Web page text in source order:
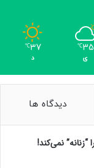
35
℃
ی
37
℃
د
دیدگاه ها